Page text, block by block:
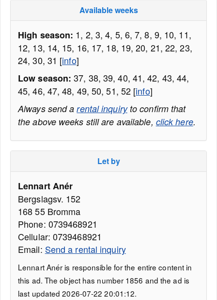
Available weeks
High season: 1, 2, 3, 4, 5, 6, 7, 8, 9, 10, 11,
12, 13, 14, 15, 16, 17, 18, 19, 20, 21, 22, 23,
24, 30, 31 [info]
Low season: 37, 38, 39, 40, 41, 42, 43, 44,
45, 46, 47, 48, 49, 50, 51, 52 [info]
Always send arental inquiryto confirm that
the above weeks still are available, click here.
Let by
Lennart Anér
Bergslagsv. 152
168 55 Bromma
Phone: 0739468921
Cellular: 0739468921
Email: Send a rental inquiry
Lennart Anér is responsible for the entire content in
this ad. The object has number 1856 and the ad is
last updated 2026-07-22 20:01:12.